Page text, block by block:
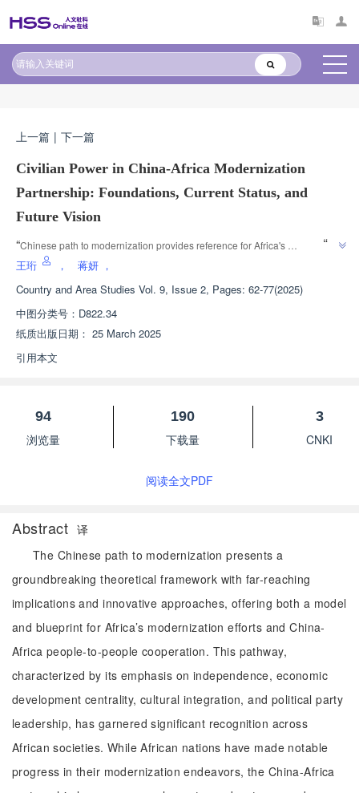
原文太长?试试AI快速理解 AI导读
上一篇 | 下一篇
Civilian Power in China-Africa Modernization
Partnership: Foundations, Current Status, and
Future Vision
“Chinese path to modernization provides reference for Africa's
modernization, and China Africa cooperation promotes modernization and
”
王珩 ， 蒋妍 ，
Country and Area Studies Vol. 9, Issue 2, Pages: 62-77(2025)
中图分类号： D822.34
纸质出版日期： 25 March 2025
引用本文
94
浏览量
190
下载量
3
CNKI
阅读全文PDF
Abstract 译
The Chinese path to modernization presents a
groundbreaking theoretical framework with far-reaching
implications and innovative approaches, offering both a model
and blueprint for Africa’s modernization efforts and China-
Africa people-to-people cooperation. This pathway,
characterized by its emphasis on independence, economic
development centrality, cultural integration, and political party
leadership, has garnered significant recognition across
African societies. While African nations have made notable
progress in their modernization endeavors, the China-Africa